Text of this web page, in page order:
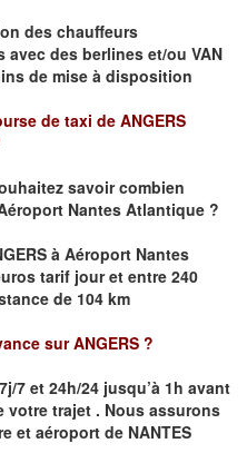
des chauffeurs
des berlines et/ou VAN
de mise à disposition
de taxi de ANGERS
savoircombien
Nantes Atlantique ?
à Aéroport Nantes
tarif jour et entre 240
de 104 km
surANGERS ?
7j/7 et 24h/24 jusqu’à 1h avant
votre trajet . Nous assurons
et aéroport de NANTES